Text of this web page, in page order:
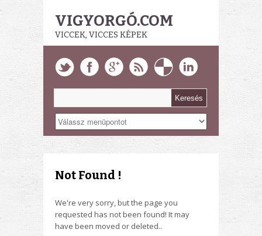
VIGYORGÓ.COM
VICCEK, VICCES KÉPEK
Not Found !
We're very sorry, but the page you
requested has not been found! It may
have been moved or deleted..